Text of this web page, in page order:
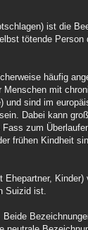
ist die
tötende
häufig
mit
und sind im
Dabei kann
zum
frühen Kindheit
Suizid ist.